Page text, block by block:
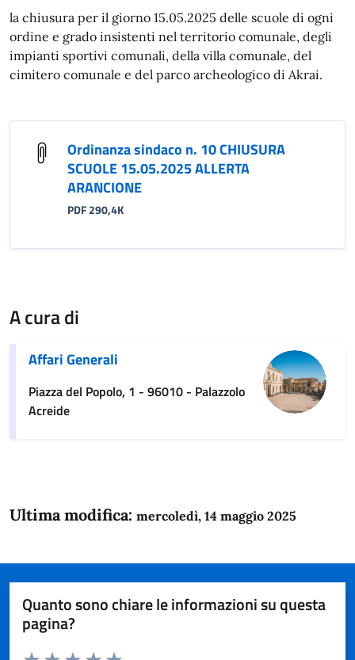
la chiusura per il giorno 15.05.2025 delle scuole di ogni
ordine e grado insistenti nel territorio comunale, degli
impianti sportivi comunali, della villa comunale, del
cimitero comunale e del parco archeologico di Akrai.
Ordinanza sindaco n. 10 CHIUSURA
SCUOLE 15.05.2025 ALLERTA
ARANCIONE
PDF 290,4K
A cura di
Affari Generali
Piazza del Popolo, 1 - 96010 - Palazzolo
Acreide
Ultima modifica: mercoledì, 14 maggio 2025
Quanto sono chiare le informazioni su questa
pagina?
Valuta da 1 a 5 stelle la pagina